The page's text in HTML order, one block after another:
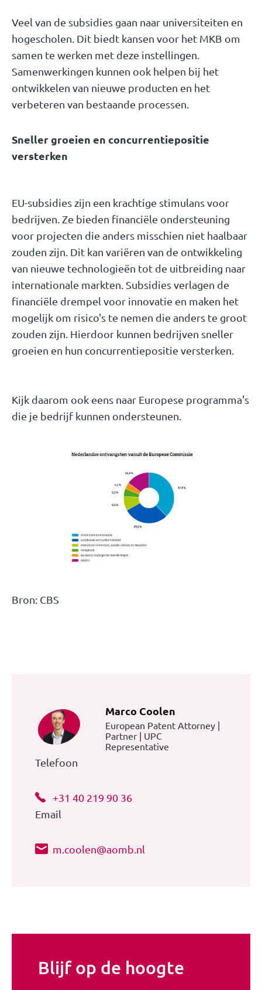
Veel van de subsidies gaan naar universiteiten en
hogescholen. Dit biedt kansen voor het MKB om
samen te werken met deze instellingen.
Samenwerkingen kunnen ook helpen bij het
ontwikkelen van nieuwe producten en het
verbeteren van bestaande processen.
Sneller groeien en concurrentiepositie
versterken
EU-subsidies zijn een krachtige stimulans voor
bedrijven. Ze bieden financiële ondersteuning
voor projecten die anders misschien niet haalbaar
zouden zijn. Dit kan variëren van de ontwikkeling
van nieuwe technologieën tot de uitbreiding naar
internationale markten. Subsidies verlagen de
financiële drempel voor innovatie en maken het
mogelijk om risico's te nemen die anders te groot
zouden zijn. Hierdoor kunnen bedrijven sneller
groeien en hun concurrentiepositie versterken.
Kijk daarom ook eens naar Europese programma's
die je bedrijf kunnen ondersteunen.
Bron: CBS
Marco Coolen
European Patent Attorney |
Partner | UPC
Representative
Telefoon
+31 40 219 90 36
Email
m.coolen@aomb.nl
Blijf op de hoogte